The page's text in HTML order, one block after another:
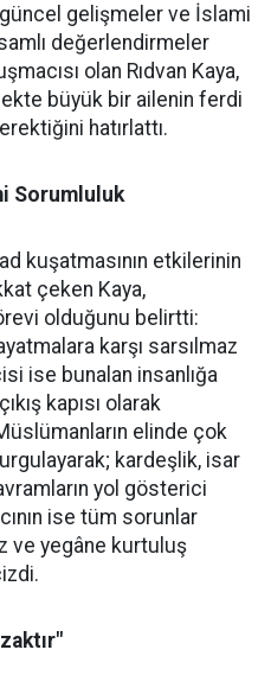
gelişmeler ve İslami
değerlendirmeler
olan Rıdvan Kaya,
büyük bir ailenin ferdi
hatırlattı.
Sorumluluk
kuşatmasının etkilerinin
çeken Kaya,
olduğunu belirtti:
karşı sarsılmaz
ise bunalan insanlığa
kapısı olarak
elinde çok
kardeşlik, isar
yol gösterici
ise tüm sorunlar
ve yegâne kurtuluş